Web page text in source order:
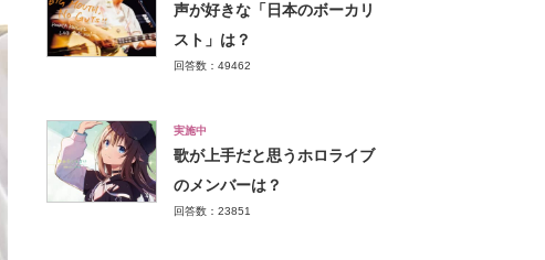
声が好きな「日本のボーカリ
スト」は？
回答数：49462
実施中
歌が上手だと思うホロライブ
のメンバーは？
回答数：23851